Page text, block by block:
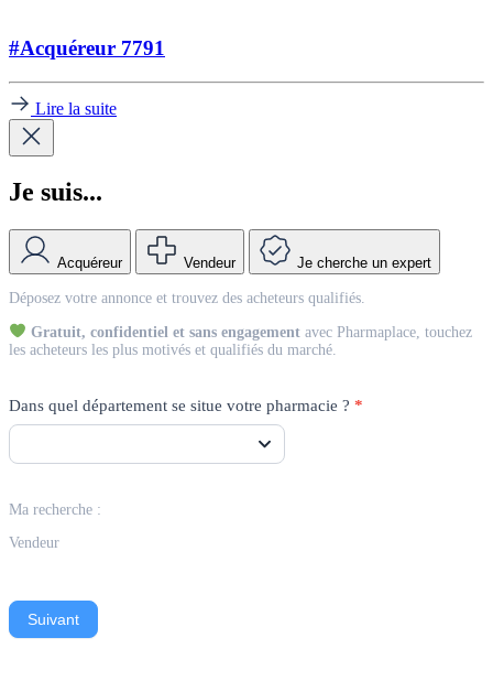
#Acquéreur 7791
Lire la suite
Je suis...
Acquéreur Vendeur Je cherche un expert
Vendeur
Déposez votre annonce et trouvez des acheteurs qualifiés.
Gratuit, confidentiel et sans engagement avec Pharmaplace, touchez
les acheteurs les plus motivés et qualifiés du marché.
Dans quel département se situe votre pharmacie ? *
Ma recherche :
Vendeur
Suivant